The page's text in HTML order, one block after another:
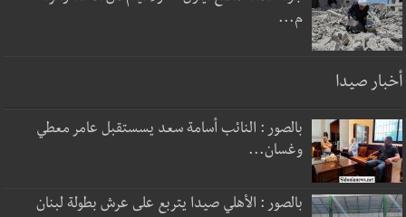
م...
أخبار صيدا
بالصور : النائب أسامة سعد يسستقبل عامر معطي
وغسان...
بالصور : الأهلي صيدا يتربع على عرش بطولة لبنان